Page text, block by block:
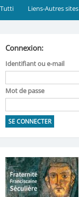
Liens-Autres sites
Connexion:
Identifiant ou e-mail
Mot de passe